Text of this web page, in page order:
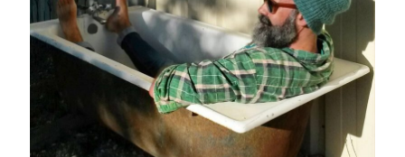
Lectures
Lyon
Lyon à Livre Ouvert
Non classé
Parole de Follower
Patchwork